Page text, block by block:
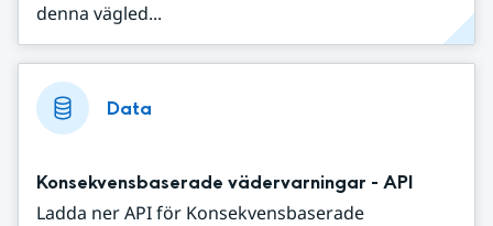
denna vägled...
Data
Konsekvensbaserade vädervarningar - API
Ladda ner API för Konsekvensbaserade